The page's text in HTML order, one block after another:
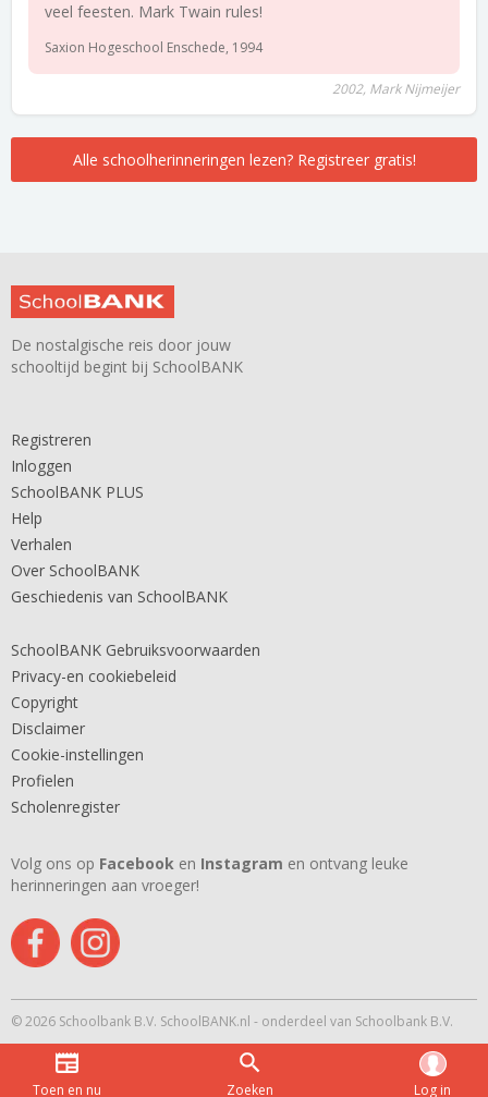
veel feesten. Mark Twain rules!
Saxion Hogeschool Enschede, 1994
2002, Mark Nijmeijer
Alle schoolherinneringen lezen? Registreer gratis!
De nostalgische reis door jouw
schooltijd begint bij SchoolBANK
Registreren
Inloggen
SchoolBANK PLUS
Help
Verhalen
Over SchoolBANK
Geschiedenis van SchoolBANK
SchoolBANK Gebruiksvoorwaarden
Privacy-en cookiebeleid
Copyright
Disclaimer
Cookie-instellingen
Profielen
Scholenregister
Volg ons op Facebook en Instagram en ontvang leuke
herinneringen aan vroeger!
© 2026 Schoolbank B.V. SchoolBANK.nl - onderdeel van Schoolbank B.V.
Toen en nu Zoeken Log in